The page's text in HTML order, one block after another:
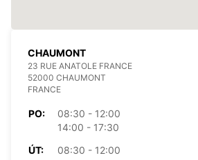
CHAUMONT
23 RUE ANATOLE FRANCE
52000 CHAUMONT
FRANCE
PO:
08:30 - 12:00
14:00 - 17:30
ÚT:
08:30 - 12:00